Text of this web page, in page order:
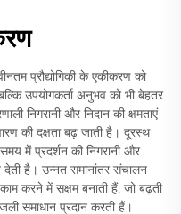
प्रौद्योगिकी के एकीकरण को
उपयोगकर्ता अनुभव को भी बेहतर
निगरानी और निदान की क्षमताएं
की दक्षता बढ़ जाती है। दूरस्थ
में प्रदर्शन की निगरानी और
है। उन्नत समानांतर संचालन
करने में सक्षम बनाती हैं, जो बढ़ती
समाधान प्रदान करती हैं।